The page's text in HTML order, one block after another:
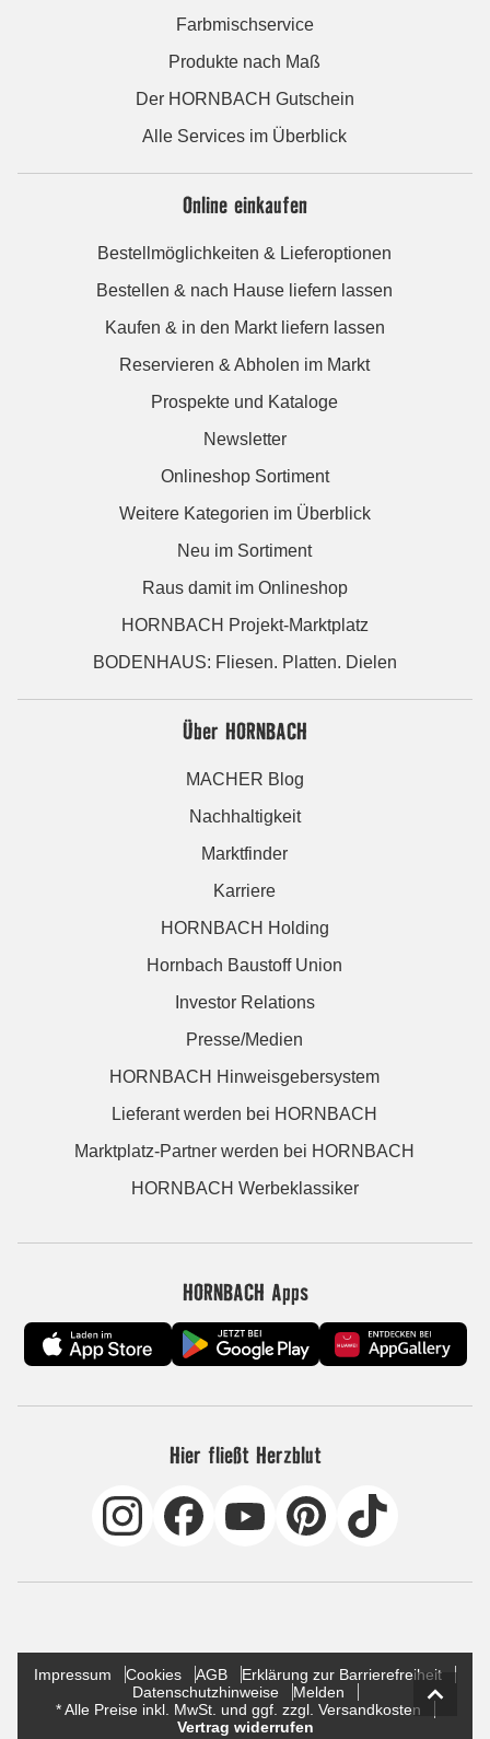
Farbmischservice
Produkte nach Maß
Der HORNBACH Gutschein
Alle Services im Überblick
Online einkaufen
Bestellmöglichkeiten & Lieferoptionen
Bestellen & nach Hause liefern lassen
Kaufen & in den Markt liefern lassen
Reservieren & Abholen im Markt
Prospekte und Kataloge
Newsletter
Onlineshop Sortiment
Weitere Kategorien im Überblick
Neu im Sortiment
Raus damit im Onlineshop
HORNBACH Projekt-Marktplatz
BODENHAUS: Fliesen. Platten. Dielen
Über HORNBACH
MACHER Blog
Nachhaltigkeit
Marktfinder
Karriere
HORNBACH Holding
Hornbach Baustoff Union
Investor Relations
Presse/Medien
HORNBACH Hinweisgebersystem
Lieferant werden bei HORNBACH
Marktplatz-Partner werden bei HORNBACH
HORNBACH Werbeklassiker
HORNBACH Apps
Hier fließt Herzblut
Impressum Cookies AGB
Erklärung zur Barrierefreiheit
Datenschutzhinweise
Melden
* Alle Preise inkl. MwSt. und ggf. zzgl. Versandkosten
Vertrag widerrufen